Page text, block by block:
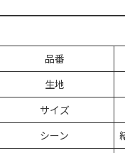
品番
生地
サイズ
シーン